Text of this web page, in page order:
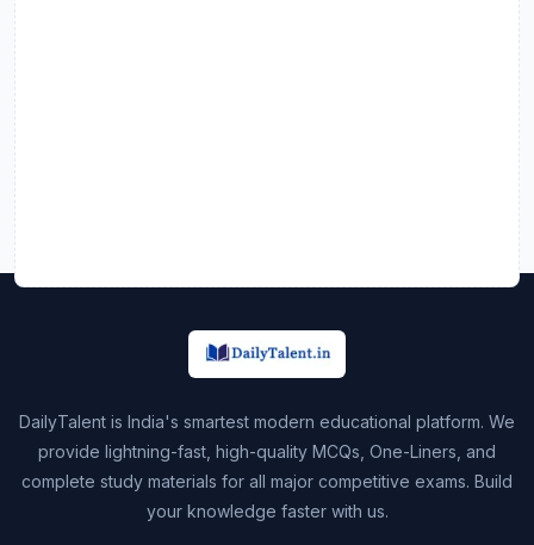
DailyTalent is India's smartest modern educational platform. We
provide lightning-fast, high-quality MCQs, One-Liners, and
complete study materials for all major competitive exams. Build
your knowledge faster with us.